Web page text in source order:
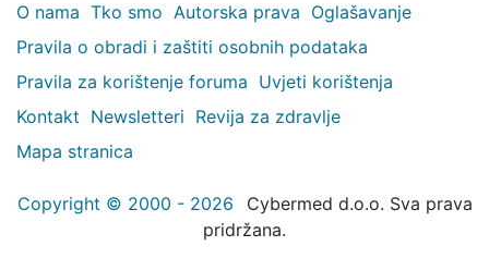
O nama Tko smo Autorska prava Oglašavanje
Pravila o obradi i zaštiti osobnih podataka
Pravila za korištenje foruma Uvjeti korištenja
Kontakt Newsletteri Revija za zdravlje
Mapa stranica
Copyright © 2000 - 2026
Cybermed d.o.o. Sva prava
pridržana.